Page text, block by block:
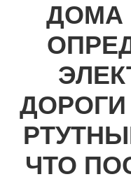
ДОМА
ЧТО